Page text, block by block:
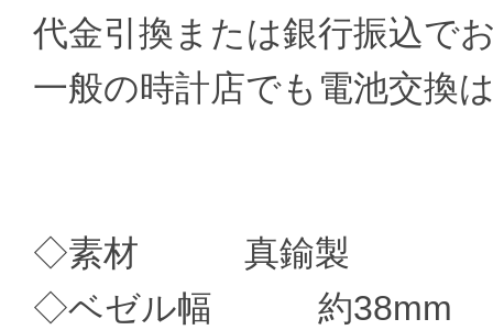
代金引換または銀行振込で
一般の時計店でも電池交換
◇素材 真鍮製
◇ベゼル幅 約38mm